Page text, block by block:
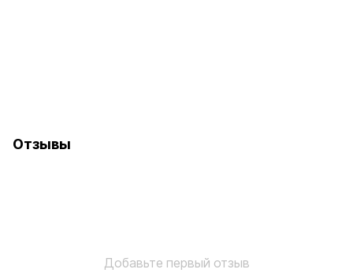
Отзывы
Добавьте первый отзыв